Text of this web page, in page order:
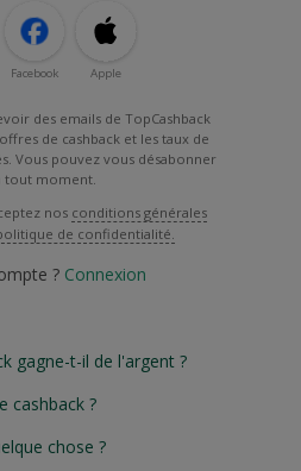
Facebook Apple
des emails de TopCashback
de cashback et les taux de
Vous pouvez vous désabonner
tout moment.
nos conditions générales
de confidentialité.
? Connexion
gagne-t-il de l'argent ?
cashback ?
chose ?